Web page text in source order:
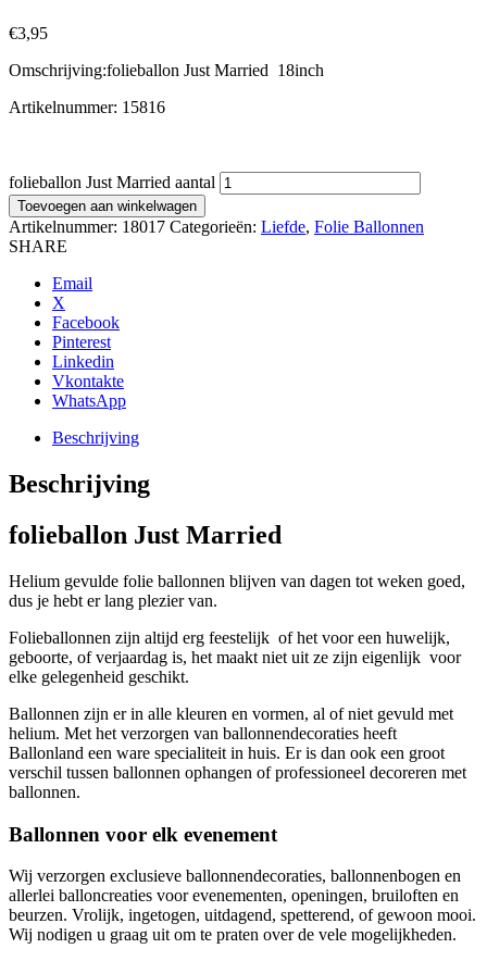
€3,95
Omschrijving:folieballon Just Married 18inch
Artikelnummer: 15816
folieballon Just Married aantal
Toevoegen aan winkelwagen
Artikelnummer: 18017 Categorieën: Liefde, Folie Ballonnen
SHARE
Email
X
Facebook
Pinterest
Linkedin
Vkontakte
WhatsApp
Beschrijving
Beschrijving
folieballon Just Married
Helium gevulde folie ballonnen blijven van dagen tot weken goed,
dus je hebt er lang plezier van.
Folieballonnen zijn altijd erg feestelijk of het voor een huwelijk,
geboorte, of verjaardag is, het maakt niet uit ze zijn eigenlijk voor
elke gelegenheid geschikt.
Ballonnen zijn er in alle kleuren en vormen, al of niet gevuld met
helium. Met het verzorgen van ballonnendecoraties heeft
Ballonland een ware specialiteit in huis. Er is dan ook een groot
verschil tussen ballonnen ophangen of professioneel decoreren met
ballonnen.
Ballonnen voor elk evenement
Wij verzorgen exclusieve ballonnendecoraties, ballonnenbogen en
allerlei balloncreaties voor evenementen, openingen, bruiloften en
beurzen. Vrolijk, ingetogen, uitdagend, spetterend, of gewoon mooi.
Wij nodigen u graag uit om te praten over de vele mogelijkheden.